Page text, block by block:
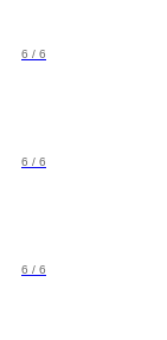
6 / 6
6 / 6
6 / 6